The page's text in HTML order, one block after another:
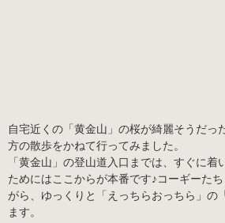
自宅近くの「黄金山」の桜が綺麗そうだっ
方の散歩をかねて行ってみました。
「黄金山」の登山道入口までは、すぐに着
ためにはここからが本番です♪コーギーた
がら、ゆっくりと「えっちらおっちら」の
ます。